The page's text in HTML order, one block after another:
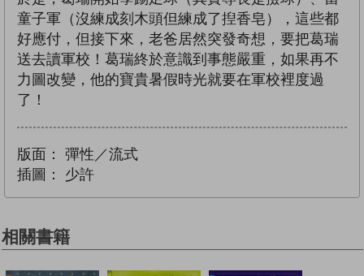
童子軍（沒練成刻木頭但練成了揑香皂），這些都
好應付，但接下來，老爸居然突發奇想，要把葛瑞
送去讀軍校！葛瑞終於意識到事態嚴重，如果再不
力圖改變，他的寶貴暑假時光就要在軍校裡度過
了！
版面：
彈性／流式
插圖：
少許
相關書籍